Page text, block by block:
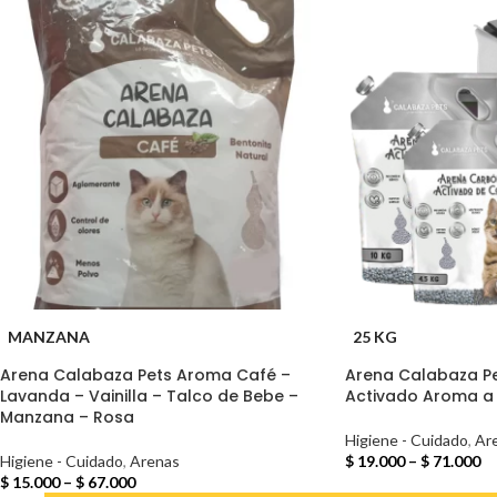
MANZANA
Arena Calabaza Pets Aroma Café –
Lavanda – Vainilla – Talco de Bebe –
Manzana – Rosa
Higiene - Cuidado, Arenas
$ 15.000– $ 67.000
25 KG
Arena Calabaza
Activado Aroma
Higiene - Cuidado,
$19.000– $71.000